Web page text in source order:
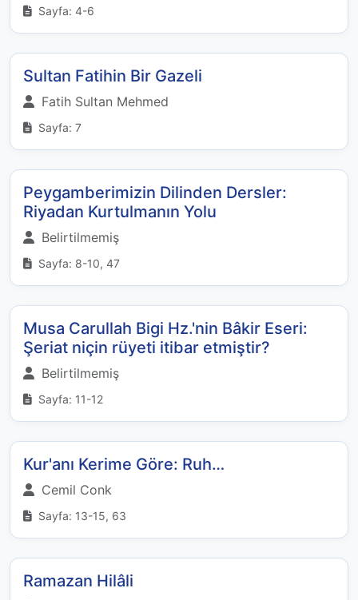
Sayfa: 4-6
Sultan Fatihin Bir Gazeli
Fatih Sultan Mehmed
Sayfa: 7
Peygamberimizin Dilinden Dersler:
Riyadan Kurtulmanın Yolu
Belirtilmemiş
Sayfa: 8-10, 47
Musa Carullah Bigi Hz.'nin Bâkir Eseri:
Şeriat niçin rüyeti itibar etmiştir?
Belirtilmemiş
Sayfa: 11-12
Kur'anı Kerime Göre: Ruh…
Cemil Conk
Sayfa: 13-15, 63
Ramazan Hilâli